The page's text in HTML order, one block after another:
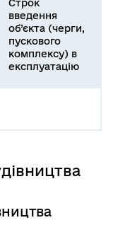
Строк
введення
об’єкта (черги,
пускового
комплексу) в
експлуатацію